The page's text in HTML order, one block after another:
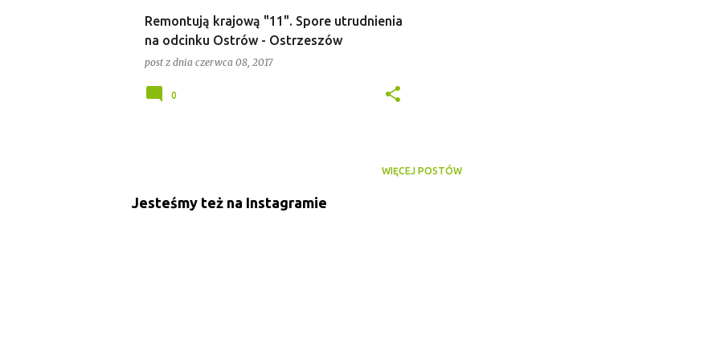
Remontują krajową "11". Spore utrudnienia
na odcinku Ostrów - Ostrzeszów
post z dnia czerwca 08, 2017
0
WIĘCEJ POSTÓW
Jesteśmy też na Instagramie